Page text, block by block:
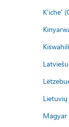
K'iche'
Magyar